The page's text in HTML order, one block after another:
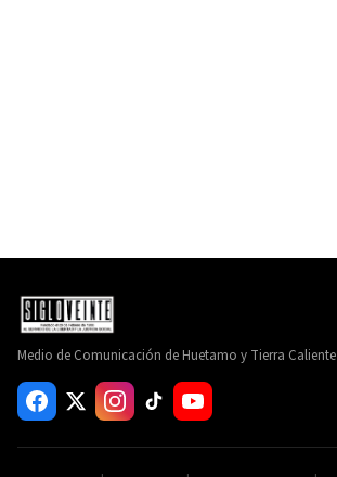
Medio de Comunicación de Huetamo y Tierra Caliente